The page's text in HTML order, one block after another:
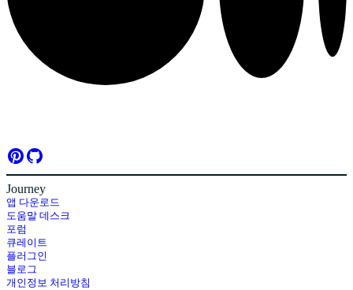
Journey
앱 다운로드
도움말 데스크
포럼
큐레이트
플러그인
블로그
개인정보 처리방침